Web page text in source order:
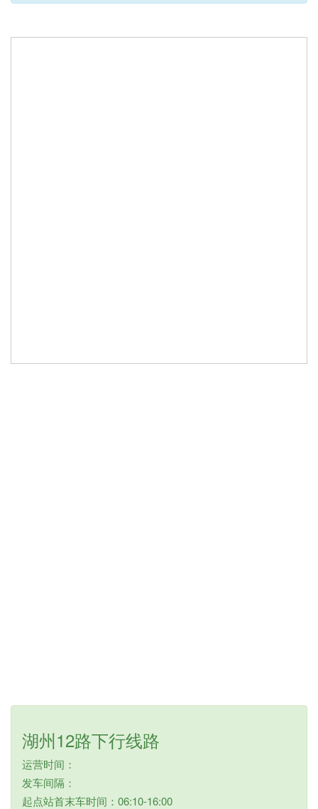
湖州12路下行线路
运营时间：
发车间隔：
起点站首末车时间：06:10-16:00